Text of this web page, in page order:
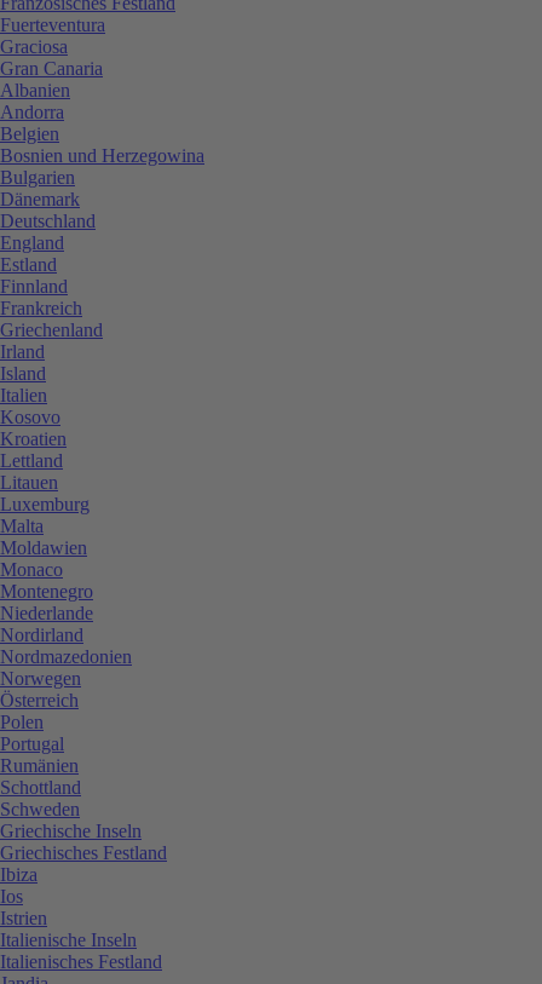
Fuerteventura
Graciosa
Gran Canaria
Albanien
Andorra
Belgien
Bosnien und Herzegowina
Bulgarien
Dänemark
Deutschland
England
Estland
Finnland
Frankreich
Griechenland
Irland
Island
Italien
Kosovo
Kroatien
Lettland
Litauen
Luxemburg
Malta
Moldawien
Monaco
Montenegro
Niederlande
Nordirland
Nordmazedonien
Norwegen
Österreich
Polen
Portugal
Rumänien
Schottland
Schweden
Griechische Inseln
Griechisches Festland
Ibiza
Ios
Istrien
Italienische Inseln
Italienisches Festland